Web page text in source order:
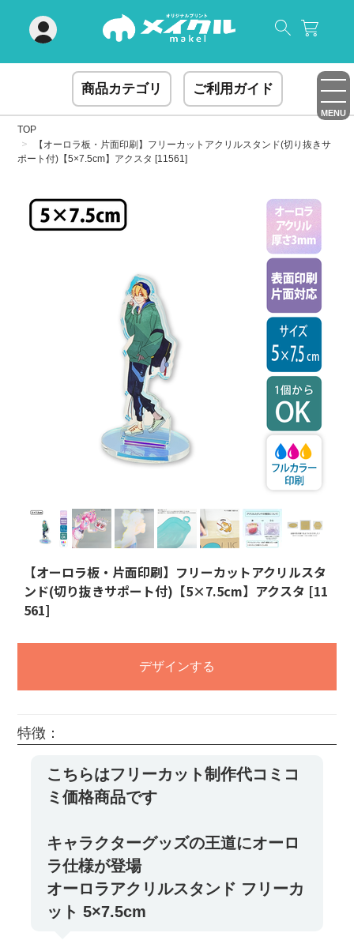
商品カテゴリ ご利用ガイド
MENU
TOP
【オーロラ板・片面印刷】フリーカットアクリルスタンド(切り抜きサ
ポート付)【5×7.5cm】アクスタ [11561]
【オーロラ板・片面印刷】フリーカットアクリルスタ
ンド(切り抜きサポート付)【5×7.5cm】アクスタ [11
561]
デザインする
特徴：
こちらはフリーカット制作代コミコ
ミ価格商品です
キャラクターグッズの王道にオーロ
ラ仕様が登場
オーロラアクリルスタンド フリーカ
ット 5×7.5cm